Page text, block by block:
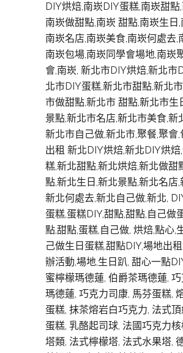
DIY烘焙,南崁DIY蛋糕,南崁甜點
南崁做甜點,南崁 甜點,南崁生日,
南崁名店,南崁美食,南崁何處去,
南崁包場,南崁同學會場地,南崁
會,南崁, 新北市DIY烘焙,新北市
北市DIY蛋糕,新北市甜點,新北
市做甜點,新北市 甜點,新北市生
景點,新北市名店,新北市美食,新
新北市自己做,新北市,聚餐,聚會,
出租 新北DIY烘焙,新北DIY烘
糕,新北甜點,新北烘焙,新北做甜
點,新北生日,新北景點,新北名店,
新北何處去,新北自己做,新北,
蛋糕,蛋糕DIY,甜點,甜點,自己做
點,甜點,蛋糕,自己做, 烘焙,點心,
己做生日蛋糕,甜點DIY,場地出
辦活動,場地,生日趴, 甜心一點
蜜檸檬瑪德蓮, 伯爵茶瑪德蓮,
瑪德蓮, 巧克力司康, 馬芬蛋糕,
蛋糕, 抹茶熔岩白巧克力, 法式
蛋糕, 乳酪起司球, 法國巧克力
塔類, 法式檸檬塔, 法式水果塔,